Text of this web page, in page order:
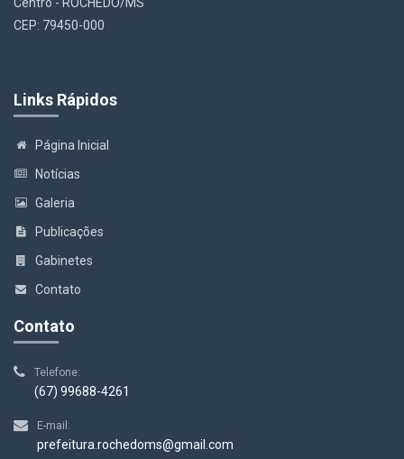
CEP: 79450-000
Links Rápidos
Página Inicial
Notícias
Galeria
Publicações
Gabinetes
Contato
Contato
Telefone:
(67) 99688-4261
E-mail:
prefeitura.rochedoms@gmail.com